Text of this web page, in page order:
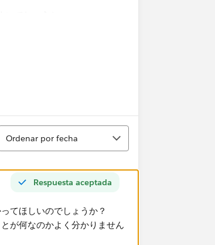
でしょうか。
Ordenar por fecha
Respuesta aceptada
てほしいのでしょうか？
が何なのかよく分かりません